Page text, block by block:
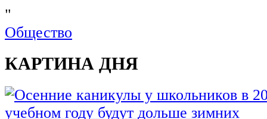
"
Общество
КАРТИНА ДНЯ